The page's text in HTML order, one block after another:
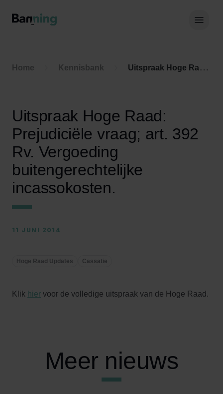
Home Kennisbank Uitspraak Hoge Raad: Prejudiciële vraag; art. 392 Rv. Vergoeding buitengerechtelijke incassokosten.
Uitspraak Hoge Raad:
Prejudiciële vraag; art. 392
Rv. Vergoeding
buitengerechtelijke
incassokosten.
11 JUNI 2014
Hoge Raad Updates Cassatie
Klik hier voor de volledige uitspraak van de Hoge Raad.
Meer nieuws